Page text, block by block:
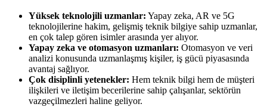
Yüksek teknolojili uzmanlar: Yapay zeka, AR ve 5G
teknolojilerine hakim, gelişmiş teknik bilgiye sahip uzmanlar,
en çok talep gören isimler arasında yer alıyor.
Yapay zeka ve otomasyon uzmanları: Otomasyon ve veri
analizi konusunda uzmanlaşmış kişiler, iş gücü piyasasında
avantaj sağlıyor.
Çok disiplinli yetenekler: Hem teknik bilgi hem de müşteri
ilişkileri ve iletişim becerilerine sahip çalışanlar, sektörün
vazgeçilmezleri haline geliyor.